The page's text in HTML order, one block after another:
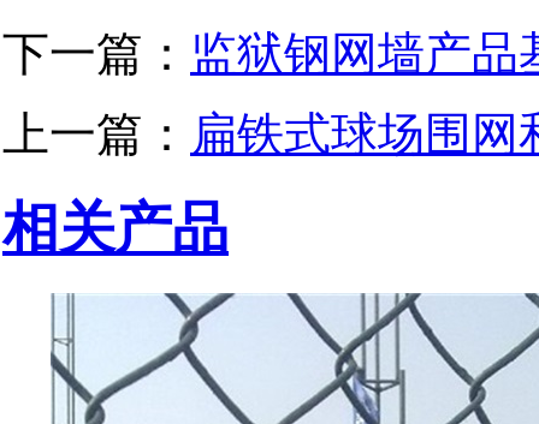
下一篇： 监狱钢网墙产品
上一篇： 扁铁式球场围
相关产品